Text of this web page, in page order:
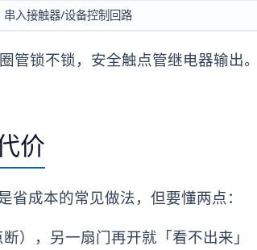
串入接触器/设备控制回路
锁不锁，安全触点管继电器输出。
价
成本的常见做法，但要懂两点：
），另一扇门再开就「看不出来」